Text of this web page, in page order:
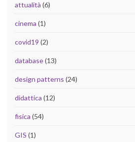
attualità (6)
cinema (1)
covid19 (2)
database(13)
design patterns (24)
didattica (12)
fisica (54)
GIS (1)